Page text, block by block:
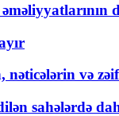
nəticələrin və
sahələrdə